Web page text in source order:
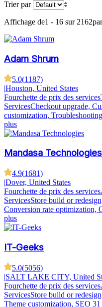
Trier par
Affichage de1 - 16 sur 2162
Adam Shrum
5.0(1187)
|Houston, United States
Fourchette de prix des services
ServicesCheckout upgrade,
customization,
plus
Mandasa Technologies
4.9(1681)
|Dover, United States
Fourchette de prix des services
ServicesStore build or
Conversion rate optimization,
plus
IT-Geeks
5.0(5056)
|SALT LAKE CITY, United
Fourchette de prix des services
ServicesStore build or
Theme customization, SEO 31